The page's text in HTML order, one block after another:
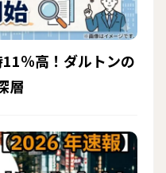
％高！ダルトンの
層